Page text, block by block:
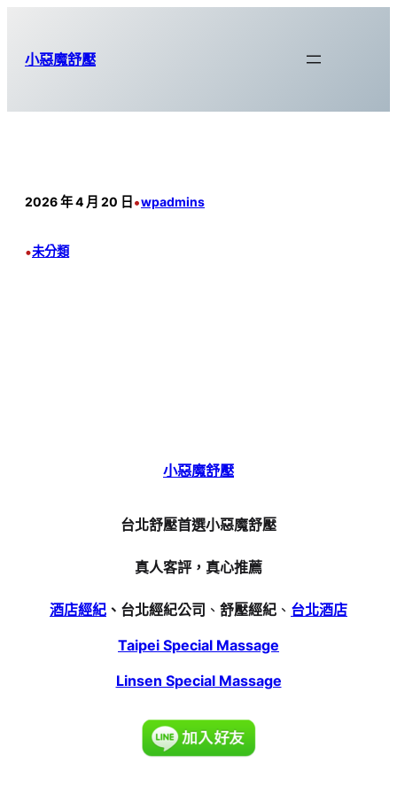
小惡魔舒壓
2026 年 4 月 20 日 •wpadmins
•未分類
小惡魔舒壓
台北舒壓首選小惡魔舒壓
真人客評，真心推薦
酒店經紀 、台北經紀公司 、 舒壓經紀 、 台北酒店
Taipei Special Massage
Linsen Special Massage